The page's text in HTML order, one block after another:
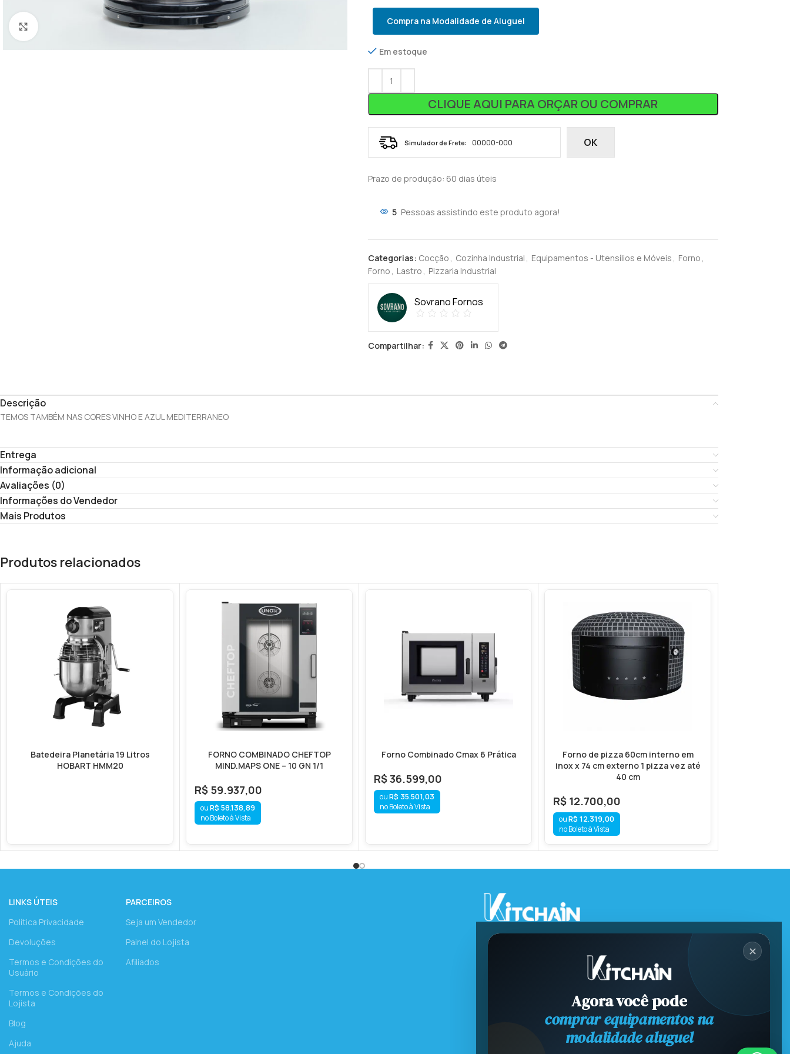
Compra na Modalidade de Aluguel
Em estoque
CLIQUE AQUI PARA ORÇAR OU COMPRAR
Simulador de Frete: OK
Prazo de produção: 60 dias úteis
5 Pessoas assistindo este produto agora!
Categorias: Cocção , Cozinha Industrial , Equipamentos - Utensílios e Móveis , Forno ,
Forno , Lastro , Pizzaria Industrial
Sovrano Fornos
Compartilhar:
Descrição
TEMOS TAMBÉM NAS CORES VINHO E AZUL MEDITERRANEO
Entrega
Informação adicional
Avaliações (0)
Informações do Vendedor
Mais Produtos
Produtos relacionados
Batedeira Planetária 19 Litros
HOBART HMM20
FORNO COMBINADO CHEFTOP
MIND.MAPS ONE – 10 GN 1/1
R$ 59.937,00
R$ 58.138,89
no Boleto à Vista
Forno Combinado Cmax 6 Prática
R$36.599,00
R$ 35.501,03
no Boleto à Vista
Forno de pizza 60cm interno em
inox x 74 cm externo 1 pizza vez até
40 cm
R$ 12.700,00
R$ 12.319,00
no Boleto à Vista
LINKS ÚTEIS
Política Privacidade
Devoluções
Termos e Condições do
Usuário
Termos e Condições do
Lojista
Blog
Ajuda
PARCEIROS
Seja um Vendedor
Painel do Lojista
Afiliados
✕
Agora você pode
comprar equipamentos na
modalidade aluguel